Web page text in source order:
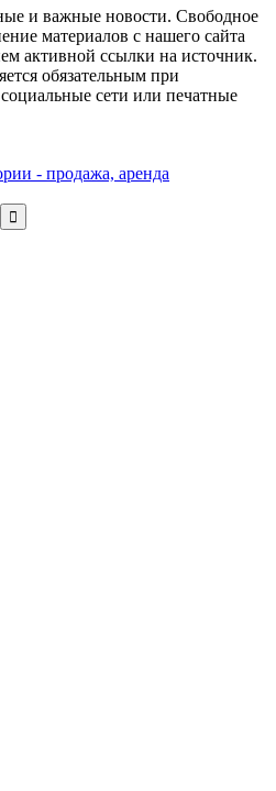
и важные новости. Свободное
материалов с нашего сайта
активной ссылки на источник.
обязательным при
сети или печатные